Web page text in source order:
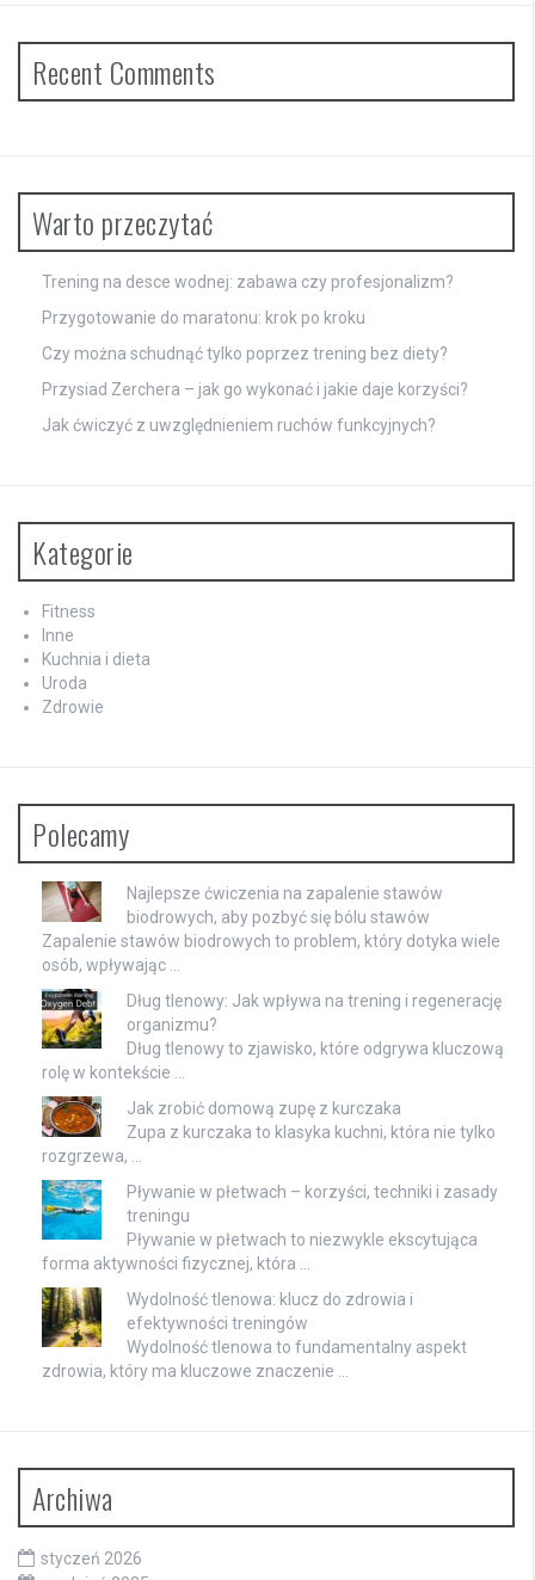
Recent Comments
Warto przeczytać
Trening na desce wodnej: zabawa czy profesjonalizm?
Przygotowanie do maratonu: krok po kroku
Czy można schudnąć tylko poprzez trening bez diety?
Przysiad Zerchera – jak go wykonać i jakie daje korzyści?
Jak ćwiczyć z uwzględnieniem ruchów funkcyjnych?
Kategorie
Fitness
Inne
Kuchnia i dieta
Uroda
Zdrowie
Polecamy
Najlepsze ćwiczenia na zapalenie stawów
biodrowych, aby pozbyć się bólu stawów
Zapalenie stawów biodrowych to problem, który dotyka wiele
osób, wpływając …
Dług tlenowy: Jak wpływa na trening i regenerację
organizmu?
Dług tlenowy to zjawisko, które odgrywa kluczową
rolę w kontekście …
Jak zrobić domową zupę z kurczaka
Zupa z kurczaka to klasyka kuchni, która nie tylko
rozgrzewa, …
Pływanie w płetwach – korzyści, techniki i zasady
treningu
Pływanie w płetwach to niezwykle ekscytująca
forma aktywności fizycznej, która …
Wydolność tlenowa: klucz do zdrowia i
efektywności treningów
Wydolność tlenowa to fundamentalny aspekt
zdrowia, który ma kluczowe znaczenie …
Archiwa
styczeń 2026